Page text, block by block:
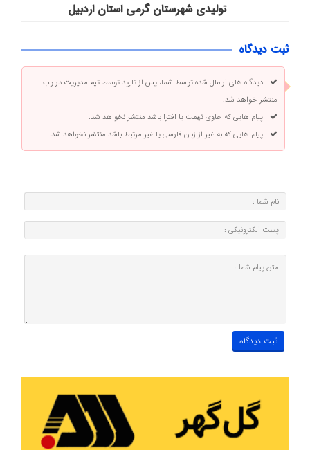
تولیدی شهرستان گرمی استان اردبیل
ثبت دیدگاه
دیدگاه های ارسال شده توسط شما، پس از تایید توسط تیم مدیریت در وب
منتشر خواهد شد.
پیام هایی که حاوی تهمت یا افترا باشد منتشر نخواهد شد.
پیام هایی که به غیر از زبان فارسی یا غیر مرتبط باشد منتشر نخواهد شد.